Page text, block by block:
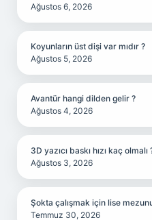
Ağustos 6, 2026
Koyunların üst dişi var mıdır ?
Ağustos 5, 2026
Avantür hangi dilden gelir ?
Ağustos 4, 2026
3D yazıcı baskı hızı kaç olmalı
Ağustos 3, 2026
Şokta çalışmak için lise
Temmuz 30, 2026